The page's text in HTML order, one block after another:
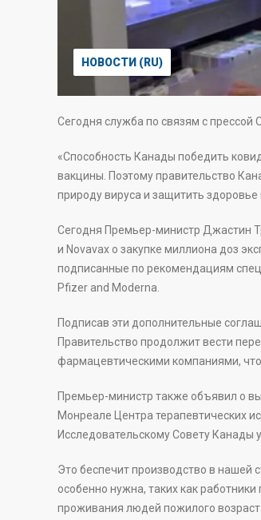
НОВОСТИ (RU)
Сегодня служба по связям с
«Способность Канады победить
вакцины. Поэтому правительство
природу вируса и защитить здоровье
Сегодня Премьер-министр Джастин
и Novavax о закупке миллиона доз
подписанные по рекомендациям
Pfizer and Moderna.
Подписав эти дополнительные
Правительство продолжит вести
фармацевтическими компаниями,
Премьер-министр также объявил о
Монреале Центра терапевтических
Исследовательскому Совету Канады
Это беспечит производство в нашей
особенно нужна, таких как
проживания людей пожилого